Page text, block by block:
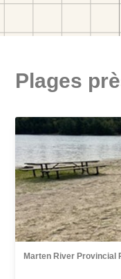
Plages
Marten River Provincial